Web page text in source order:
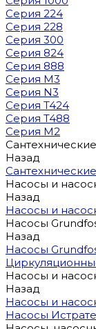
Серия 224
Серия 228
Серия 300
Серия 824
Серия 888
Серия M3
Серия N3
Серия T424
Серия T488
Серия М2
Назад
Насосы и
Назад
Насосы и
Насосы
Назад
Насосы
Насосы и
Назад
Насосы и
Насосы